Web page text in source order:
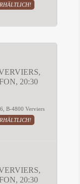
20:30
B-4800 Verviers
20:30